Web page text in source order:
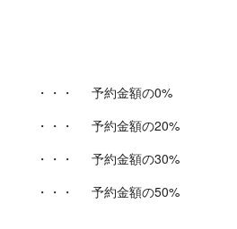
・・・
予約金額の0%
・・・
予約金額の20%
・・・
予約金額の30%
・・・ 予約金額の50%